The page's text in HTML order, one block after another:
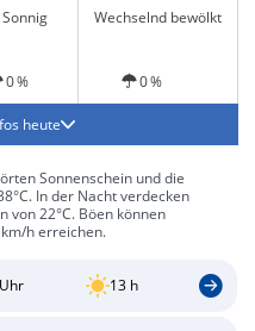
Sonnig Wechselnd bewölkt
0 % 0 %
heute
Sonnenschein und die
In der Nacht verdecken
von 22°C. Böen können
h erreichen.
13 h